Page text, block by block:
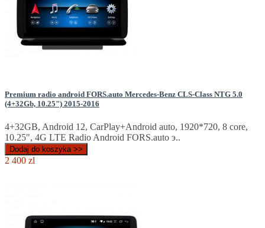
Premium radio android FORS.auto Mercedes-Benz CLS-Class NTG 5.0
(4+32Gb, 10.25") 2015-2016
4+32GB, Android 12, CarPlay+Android auto, 1920*720, 8 core,
10.25", 4G LTE Radio Android FORS.auto э..
Dodaj do koszyka >>
2 400 zl